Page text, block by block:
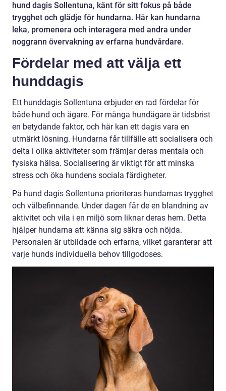
hund dagis Sollentuna, känt för sitt fokus på både
trygghet och glädje för hundarna. Här kan hundarna
leka, promenera och interagera med andra under
noggrann övervakning av erfarna hundvårdare.
Fördelar med att välja ett
hunddagis
Ett hunddagis Sollentuna erbjuder en rad fördelar för
både hund och ägare. För många hundägare är tidsbrist
en betydande faktor, och här kan ett dagis vara en
utmärkt lösning. Hundarna får tillfälle att socialisera och
delta i olika aktiviteter som främjar deras mentala och
fysiska hälsa. Socialisering är viktigt för att minska
stress och öka hundens sociala färdigheter.
På hund dagis Sollentuna prioriteras hundarnas trygghet
och välbefinnande. Under dagen får de en blandning av
aktivitet och vila i en miljö som liknar deras hem. Detta
hjälper hundarna att känna sig säkra och nöjda.
Personalen är utbildade och erfarna, vilket garanterar att
varje hunds individuella behov tillgodoses.